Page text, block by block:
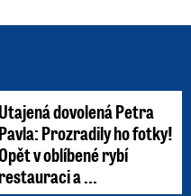
Utajená dovolená Petra
Pavla: Prozradily ho fotky!
v oblíbené rybí
a ...